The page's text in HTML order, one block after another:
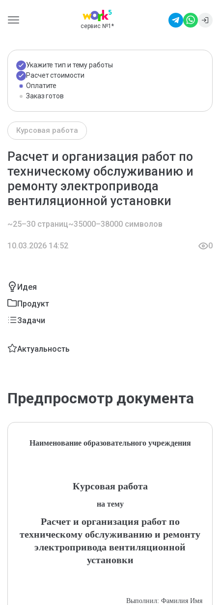
сервис №1 *
Укажите тип и тему работы
Расчет стоимости
Оплатите
Заказ готов
Курсовая работа
Расчет и организация работ по
техническому обслуживанию и
ремонту электропривода
вентиляционной установки
~25–30 страниц~35000–38000 символов
10.03.2026 14:52 0
Идея
Продукт
Задачи
Актуальность
Предпросмотр документа
Наименование образовательного учреждения
Курсовая работа
на тему
Расчет и организация работ по
техническому обслуживанию и ремонту
электропривода вентиляционной
установки
Выполнил: Фамилия Имя